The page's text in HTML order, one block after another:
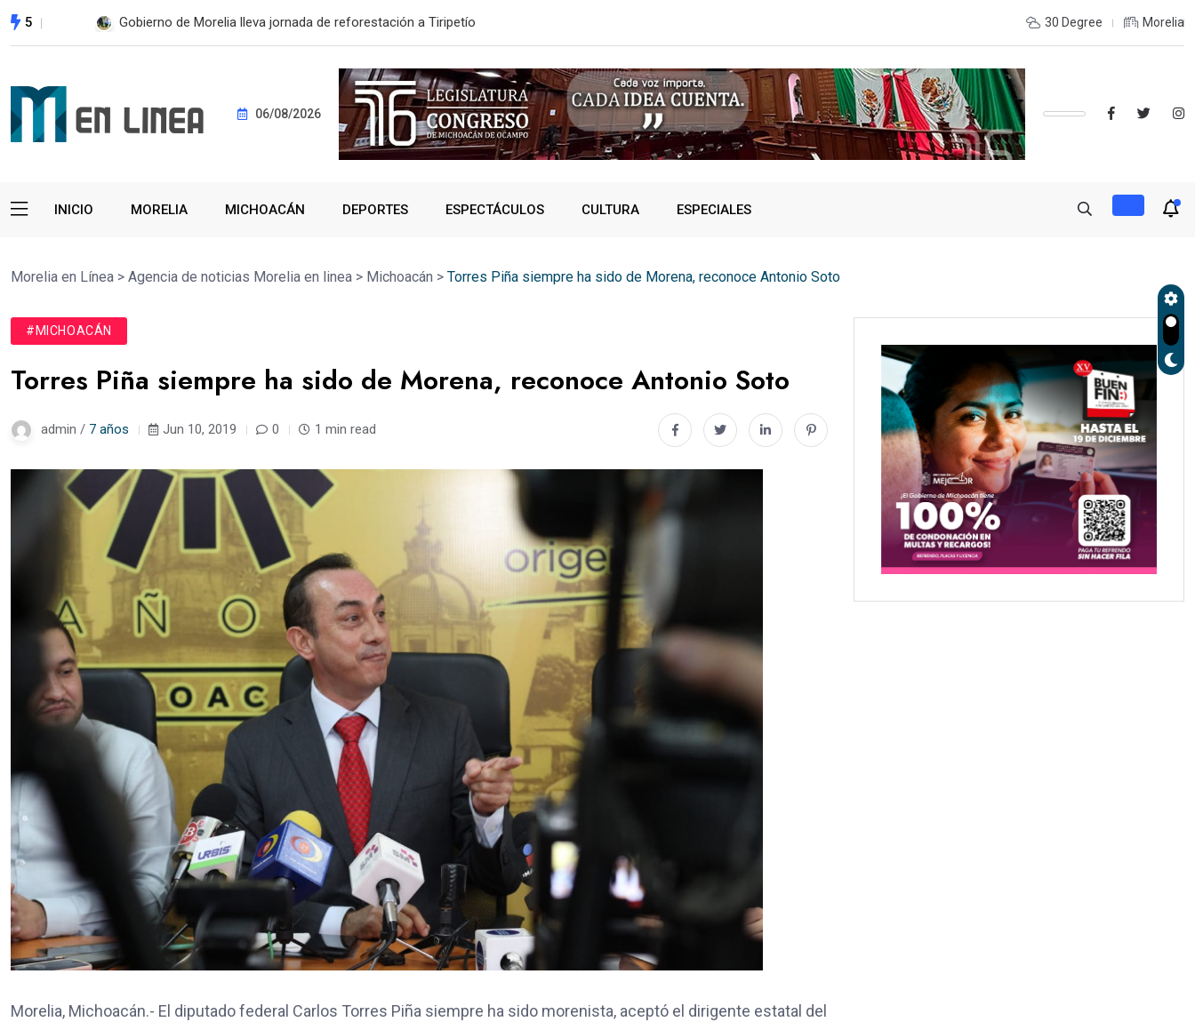
5 ESTE MIÉRCOLES, UMSNH LANZA TERCERA CONVOCATORIA DE NUEVO INGRESO SSP fortalece coordinación con autoridades de EE.UU. para reforzar seguridad
30 Degree Morelia
06/08/2026
INICIO MORELIA MICHOACÁN DEPORTES ESPECTÁCULOS CULTURA ESPECIALES
Morelia en Línea > Agencia de noticias Morelia en linea > Michoacán > Torres Piña siempre ha sido de Morena, reconoce Antonio Soto
#MICHOACÁN
Torres Piña siempre ha sido de Morena, reconoce Antonio Soto
admin / 7 años Jun 10, 2019 0 1 min read
Morelia, Michoacán.- El diputado federal Carlos Torres Piña siempre ha sido morenista, aceptó el dirigente estatal del